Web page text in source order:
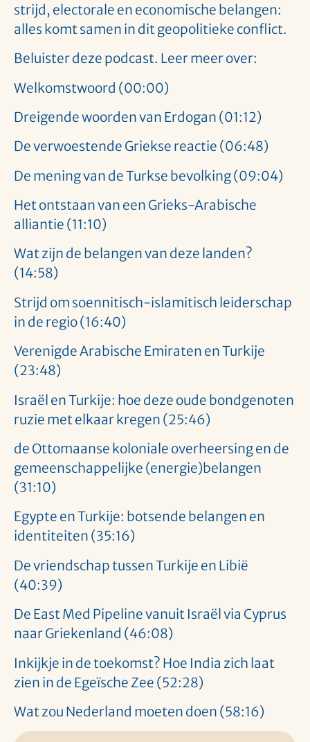
strijd, electorale en economische belangen:
alles komt samen in dit geopolitieke conflict.
Beluister deze podcast. Leer meer over:
Welkomstwoord (00:00)
Dreigende woorden van Erdogan (01:12)
De verwoestende Griekse reactie (06:48)
De mening van de Turkse bevolking (09:04)
Het ontstaan van een Grieks-Arabische
alliantie (11:10)
Wat zijn de belangen van deze landen?
(14:58)
Strijd om soennitisch-islamitisch leiderschap
in de regio (16:40)
Verenigde Arabische Emiraten en Turkije
(23:48)
Israël en Turkije: hoe deze oude bondgenoten
ruzie met elkaar kregen (25:46)
de Ottomaanse koloniale overheersing en de
gemeenschappelijke (energie)belangen
(31:10)
Egypte en Turkije: botsende belangen en
identiteiten (35:16)
De vriendschap tussen Turkije en Libië
(40:39)
De East Med Pipeline vanuit Israël via Cyprus
naar Griekenland (46:08)
Inkijkje in de toekomst? Hoe India zich laat
zien in de Egeïsche Zee (52:28)
Wat zou Nederland moeten doen (58:16)